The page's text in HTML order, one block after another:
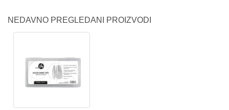
NEDAVNO PREGLEDANI PROIZVODI